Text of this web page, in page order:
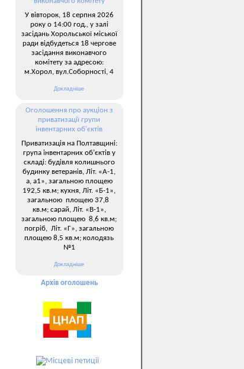
У вівторок, 18 серпня 2026
року о 14:00 год., у залі
засідань Хорольської міської
ради відбудеться 18 чергове
засідання виконавчого
комітету за адресою:
м.Хорол, вул.Соборності, 4
Докладніше
Оголошення про аукціон з
приватизації групи
інвентарних об’єктів
Приватизація на Полтавщині:
група інвентарних об’єктів у
складі: будівля колишнього
будинку ветеранів, Літ. «А-1,
а, а1», загальною площею
192,5 кв.м; кухня, Літ. «Б-1»,
загальною площею 37,8
кв.м; сарай, Літ. «В-1»,
загальною площею 8,6 кв.м;
погріб, Літ. «Г», загальною
площею 8,5 кв.м; колодязь
№1
Докладніше
Архів оголошень